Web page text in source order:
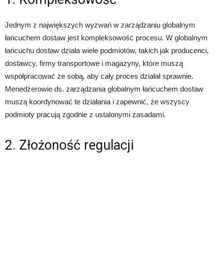
Jednym z największych wyzwań w zarządzaniu globalnym
łańcuchem dostaw jest kompleksowość procesu. W globalnym
łańcuchu dostaw działa wiele podmiotów, takich jak producenci,
dostawcy, firmy transportowe i magazyny, które muszą
współpracować ze sobą, aby cały proces działał sprawnie.
Menedżerowie ds. zarządzania globalnym łańcuchem dostaw
muszą koordynować te działania i zapewnić, że wszyscy
podmioty pracują zgodnie z ustalonymi zasadami.
2. Złożoność regulacji